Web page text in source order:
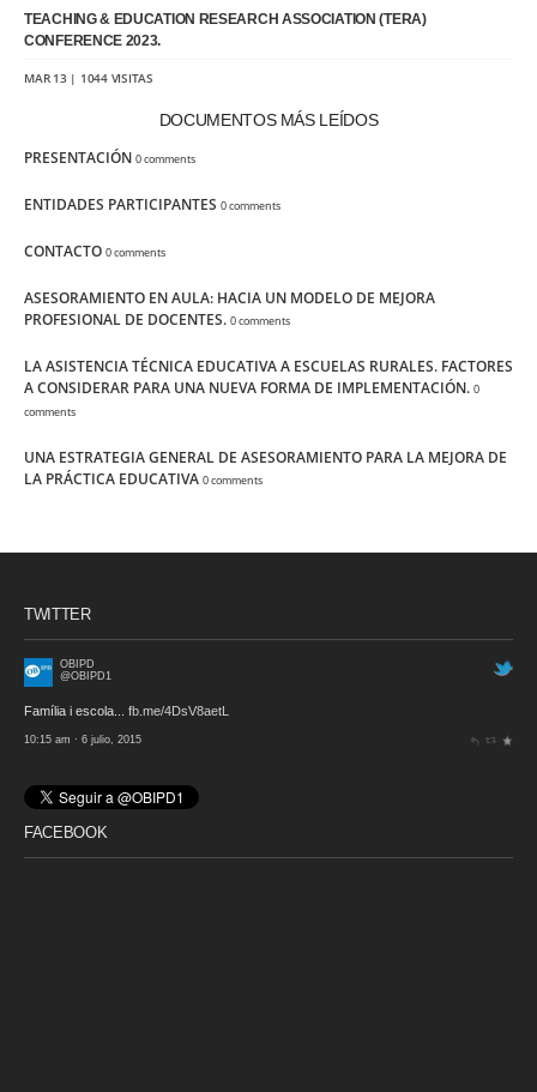
TEACHING & EDUCATION RESEARCH ASSOCIATION (TERA)
CONFERENCE 2023.
MAR 13 | 1044 VISITAS
DOCUMENTOS MÁS LEÍDOS
PRESENTACIÓN 0 comments
ENTIDADES PARTICIPANTES 0 comments
CONTACTO 0 comments
ASESORAMIENTO EN AULA: HACIA UN MODELO DE MEJORA
PROFESIONAL DE DOCENTES. 0 comments
LA ASISTENCIA TÉCNICA EDUCATIVA A ESCUELAS RURALES. FACTORES
A CONSIDERAR PARA UNA NUEVA FORMA DE IMPLEMENTACIÓN. 0
comments
UNA ESTRATEGIA GENERAL DE ASESORAMIENTO PARA LA MEJORA DE
LA PRÁCTICA EDUCATIVA 0 comments
TWITTER
OBIPD
@OBIPD1
Família i escola... fb.me/4DsV8aetL
10:15 am · 6 julio, 2015
FACEBOOK